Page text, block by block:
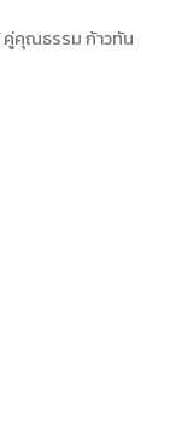
คู่คุณธรรม ก้าวทัน